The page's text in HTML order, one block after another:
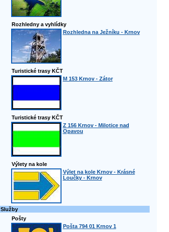
Rozhledny a vyhlídky
Rozhledna na Ježníku - Krnov
Turistické trasy KČT
M 153 Krnov - Zátor
Turistické trasy KČT
Z 156 Krnov - Milotice nad
Opavou
Výlety na kole
Výlet na kole Krnov - Krásné
Loučky - Krnov
Služby
Pošty
Pošta 794 01 Krnov 1